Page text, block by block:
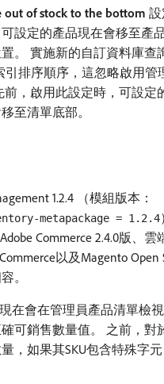
out of stock to the bottom 設
設定的產品現在會移至產
。 實施新的自訂資料庫查
引排序順序，這忽略啟用管
，啟用此設定時，可設定
至清單底部。
1.2.4 （模組版本：
metapackage = 1.2.4
Commerce 2.4.0版、雲
以及Magento Open
。
在會在管理員產品清單檢
可銷售數量值。 之前，對
，如果其SKU包含特殊字